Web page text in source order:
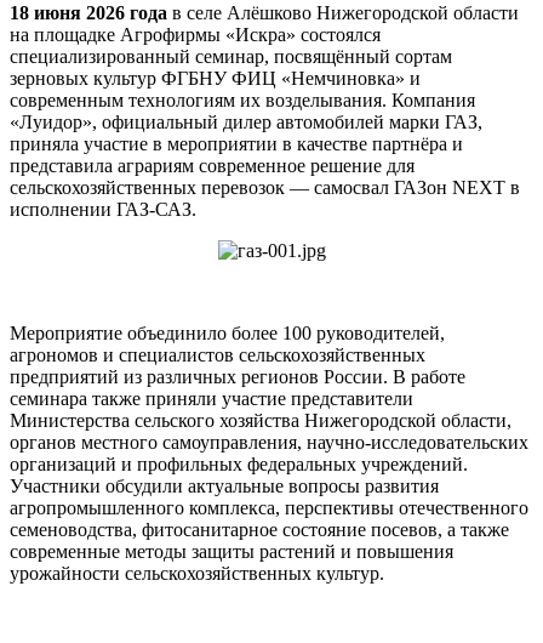
18 июня 2026 года в селе Алёшково Нижегородской области
на площадке Агрофирмы «Искра» состоялся
специализированный семинар, посвящённый сортам
зерновых культур ФГБНУ ФИЦ «Немчиновка» и
современным технологиям их возделывания. Компания
«Луидор», официальный дилер автомобилей марки ГАЗ,
приняла участие в мероприятии в качестве партнёра и
представила аграриям современное решение для
сельскохозяйственных перевозок — самосвал ГАЗон NEXT в
исполнении ГАЗ-САЗ.
Мероприятие объединило более 100 руководителей,
агрономов и специалистов сельскохозяйственных
предприятий из различных регионов России. В работе
семинара также приняли участие представители
Министерства сельского хозяйства Нижегородской области,
органов местного самоуправления, научно-исследовательских
организаций и профильных федеральных учреждений.
Участники обсудили актуальные вопросы развития
агропромышленного комплекса, перспективы отечественного
семеноводства, фитосанитарное состояние посевов, а также
современные методы защиты растений и повышения
урожайности сельскохозяйственных культур.